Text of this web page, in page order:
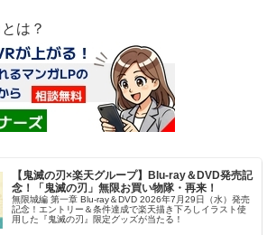
は？
【鬼滅の刃×楽天グループ】Blu-ray＆DVD発売記
念！「鬼滅の刃」無限お買い物隊・再来！
無限城編 第一章 Blu-ray＆DVD 2026年7月29日（水）発売
記念！エントリー＆条件達成で楽天描き下ろしイラスト使
用した『鬼滅の刃』限定グッズが当たる！